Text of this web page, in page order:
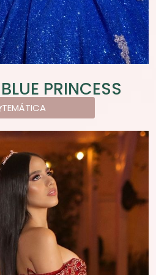
PRINCESS
TEMÁTICA